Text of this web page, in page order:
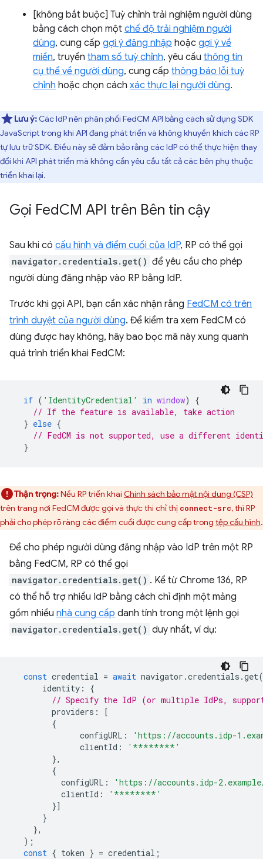
[không bắt buộc] Tuỳ chỉnh trải nghiệm người dùng
bằng cách chọn một chế độ trải nghiệm người
dùng, cung cấp gợi ý đăng nhập hoặc gợi ý về
miền, truyền tham số tuỳ chỉnh, yêu cầu thông tin
cụ thể về người dùng, cung cấp thông báo lỗi tuỳ
chỉnh hoặc chọn cách xác thực lại người dùng.
Lưu ý: Các IdP nên phân phối FedCM API bằng cách sử dụng SDK
JavaScript trong khi API đang phát triển và không khuyến khích các RP
tự lưu trữ SDK. Điều này sẽ đảm bảo rằng các IdP có thể thực hiện thay
đổi khi API phát triển mà không cần yêu cầu tất cả các bên phụ thuộc
triển khai lại.
Gọi FedCM API trên Bên tin cậy
Sau khi có cấu hình và điểm cuối của IdP, RP có thể gọi
navigator.credentials.get() để yêu cầu cho phép
người dùng đăng nhập vào RP bằng IdP.
Trước khi gọi API, bạn cần xác nhận rằng FedCM có trên
trình duyệt của người dùng. Để kiểm tra xem FedCM có
dùng được hay không, hãy bao bọc mã này xung quanh
quá trình triển khai FedCM:
if ( 'IdentityCredential' in window)
{
// If the feature is available, take action
} else {
// FedCM is not supported, use a different
}
Thận trọng:Nếu RP triển khai Chính sách bảo mật nội dung (CSP)
trên trang nơi FedCM được gọi và thực thi chỉ thị connect-src, thì RP
phải cho phép rõ ràng các điểm cuối được cung cấp trong tệp cấu hình.
Để cho phép người dùng đăng nhập vào IdP trên một RP
bằng FedCM, RP có thể gọi
navigator.credentials.get() . Kể từ Chrome 136, RP
có thể hỗ trợ nhiều IdP bằng cách chỉ định một mảng
gồm nhiều nhà cung cấp danh tính trong một lệnh gọi
navigator.credentials.get() duy nhất, ví dụ:
const credential = await navigator .credentials .get
identity :
{
// Specify the IdP (or multiple IdPs,
providers :
[
{
configURL :
'https://accounts.idp-
clientId :
'********'
},
{
configURL :
'https://accounts.idp-
clientId :
'********'
}]
}
},
);
const { token } = credential ;